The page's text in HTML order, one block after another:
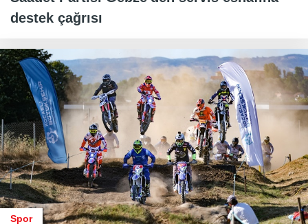
destek çağrısı
Spor